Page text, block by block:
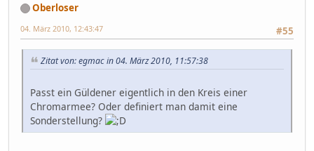
Oberloser
#55
04. März 2010, 12:43:47
Zitat von: egmac in 04. März 2010, 11:57:38
Passt ein Güldener eigentlich in den Kreis einer
Chromarmee? Oder definiert man damit eine
Sonderstellung?